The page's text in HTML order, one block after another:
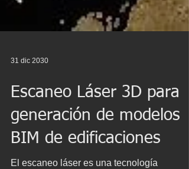
Escaneo Láser 3D para
generación de modelos